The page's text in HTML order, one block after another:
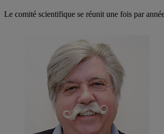
Le comité scientifique se réunit une fois par